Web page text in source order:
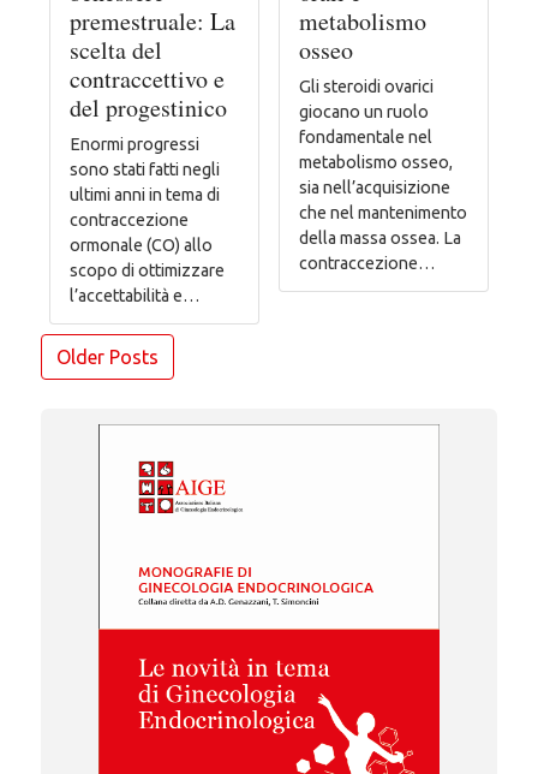
premestruale: La
scelta del
contraccettivo e
del progestinico
Enormi progressi
sono stati fatti negli
ultimi anni in tema di
contraccezione
ormonale (CO) allo
scopo di ottimizzare
l’accettabilità e…
metabolismo
osseo
Gli steroidi ovarici
giocano un ruolo
fondamentale nel
metabolismo osseo,
sia nell’acquisizione
che nel mantenimento
della massa ossea. La
contraccezione…
Navigazione
articoli
Older Posts